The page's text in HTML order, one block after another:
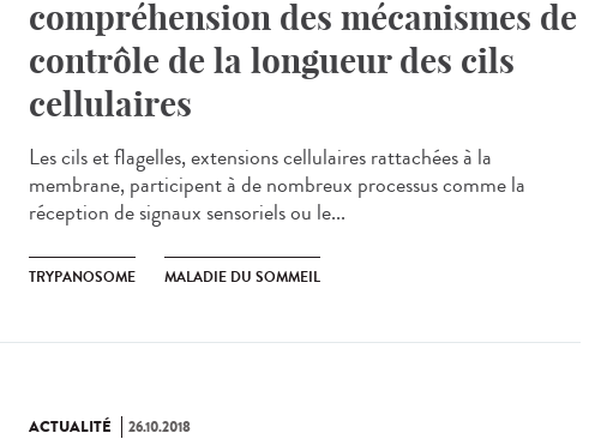
compréhension des mécanismes de
contrôle de la longueur des cils
cellulaires
Les cils et flagelles, extensions cellulaires rattachées à la
membrane, participent à de nombreux processus comme la
réception de signaux sensoriels ou le...
TRYPANOSOME MALADIE DU SOMMEIL
ACTUALITÉ 26.10.2018